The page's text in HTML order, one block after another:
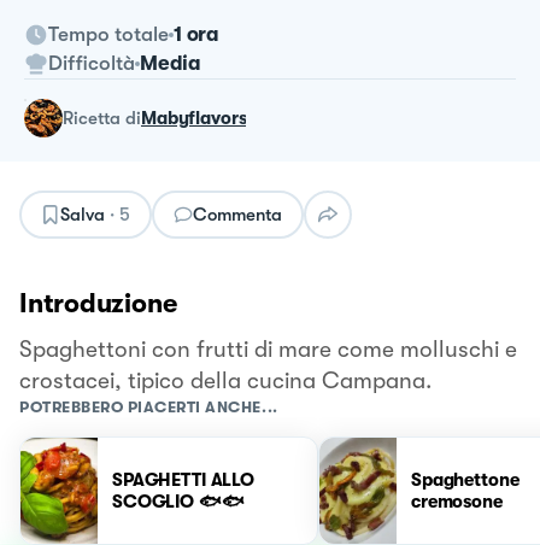
Tempo totale 1 ora
Difficoltà Media
ricetta diMabyflavors
Salva · 5 Commenta
Introduzione
Spaghettoni con frutti di mare come molluschi e
crostacei, tipico della cucina Campana.
POTREBBERO PIACERTI ANCHE...
SPAGHETTI ALLO
SCOGLIO 🐟🐟
Spaghettone
cremosone